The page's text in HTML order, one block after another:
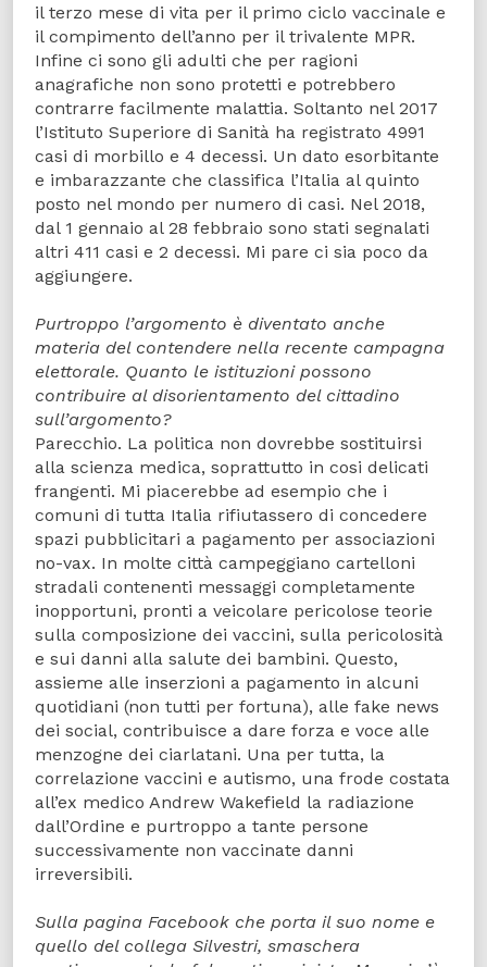
il terzo mese di vita per il primo ciclo vaccinale e
il compimento dell’anno per il trivalente MPR.
Infine ci sono gli adulti che per ragioni
anagrafiche non sono protetti e potrebbero
contrarre facilmente malattia. Soltanto nel 2017
l’Istituto Superiore di Sanità ha registrato 4991
casi di morbillo e 4 decessi. Un dato esorbitante
e imbarazzante che classifica l’Italia al quinto
posto nel mondo per numero di casi. Nel 2018,
dal 1 gennaio al 28 febbraio sono stati segnalati
altri 411 casi e 2 decessi. Mi pare ci sia poco da
aggiungere.
Purtroppo l’argomento è diventato anche
materia del contendere nella recente campagna
elettorale. Quanto le istituzioni possono
contribuire al disorientamento del cittadino
sull’argomento?
Parecchio. La politica non dovrebbe sostituirsi
alla scienza medica, soprattutto in cosi delicati
frangenti. Mi piacerebbe ad esempio che i
comuni di tutta Italia rifiutassero di concedere
spazi pubblicitari a pagamento per associazioni
no-vax. In molte città campeggiano cartelloni
stradali contenenti messaggi completamente
inopportuni, pronti a veicolare pericolose teorie
sulla composizione dei vaccini, sulla pericolosità
e sui danni alla salute dei bambini. Questo,
assieme alle inserzioni a pagamento in alcuni
quotidiani (non tutti per fortuna), alle fake news
dei social, contribuisce a dare forza e voce alle
menzogne dei ciarlatani. Una per tutta, la
correlazione vaccini e autismo, una frode costata
all’ex medico Andrew Wakefield la radiazione
dall’Ordine e purtroppo a tante persone
successivamente non vaccinate danni
irreversibili.
Sulla pagina Facebook che porta il suo nome e
quello del collega Silvestri, smaschera